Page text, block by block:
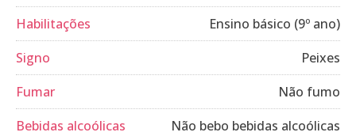
Habilitações
Ensino básico (9º ano)
Signo
Peixes
Fumar
Não fumo
Bebidas alcoólicas
Não bebo bebidas alcoólicas